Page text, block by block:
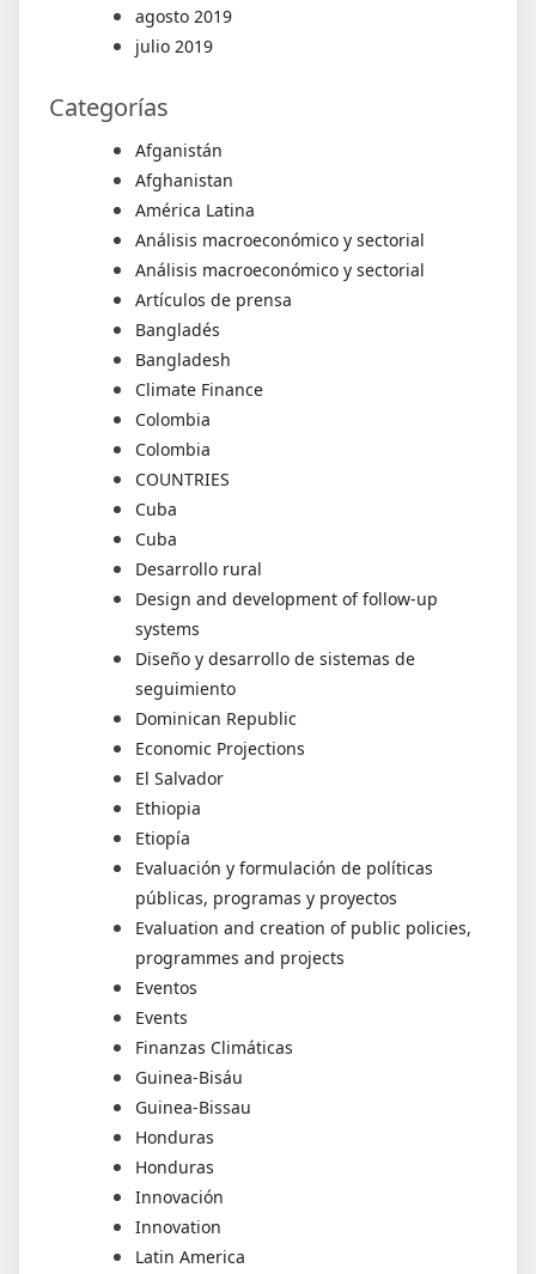
agosto 2019
julio 2019
Categorías
Afganistán
Afghanistan
América Latina
Análisis macroeconómico y sectorial
Análisis macroeconómico y sectorial
Artículos de prensa
Bangladés
Bangladesh
Climate Finance
Colombia
Colombia
COUNTRIES
Cuba
Cuba
Desarrollo rural
Design and development of follow-up
systems
Diseño y desarrollo de sistemas de
seguimiento
Dominican Republic
Economic Projections
El Salvador
Ethiopia
Etiopía
Evaluación y formulación de políticas
públicas, programas y proyectos
Evaluation and creation of public policies,
programmes and projects
Eventos
Events
Finanzas Climáticas
Guinea-Bisáu
Guinea-Bissau
Honduras
Honduras
Innovación
Innovation
Latin America